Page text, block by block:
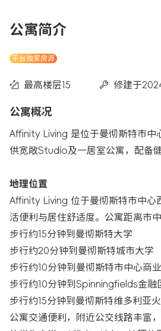
公寓简介
平台独家房源
最高楼层15 修建于
公寓概况
Affinity Living 是位于曼彻斯特市中
供宽敞Studio及一居室公寓，配备
地理位置
Affinity Living 位于曼彻斯特市中心
活便利与居住舒适度。公寓距离市
步行约15分钟到曼彻斯特大学
步行约20分钟到曼彻斯特城市大学
步行约10分钟到曼彻斯特市中心商
步行约10分钟到Spinningfields金融
步行约15分钟到曼彻斯特维多利亚
公寓交通便利，附近公交线路丰富